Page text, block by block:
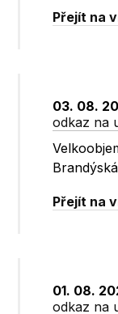
Přejít na
03. 08.
odkaz na
Přejít na
01. 08.
odkaz na